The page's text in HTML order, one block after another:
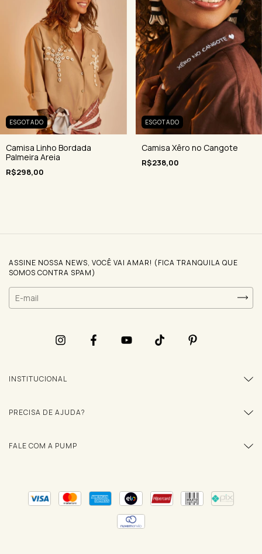
ESGOTADO
Camisa Linho Bordada
Palmeira Areia
R$298,00
ESGOTADO
Camisa Xêro no Cangote
R$238,00
ASSINE NOSSA NEWS, VOCÊ VAI AMAR! (FICA TRANQUILA QUE
SOMOS CONTRA SPAM)
INSTITUCIONAL
PRECISA DE AJUDA?
FALE COM A PUMP